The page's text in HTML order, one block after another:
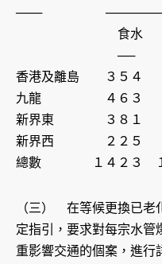
───
食水 鹹
── ──
香港及離島 ３５
九龍 ４６３ ７
新界東 ３８１
新界西 ２２５
總數 １４２３ １
（三） 在等候更換已老
定指引，要求對每宗水管
重影響交通的個案，進行